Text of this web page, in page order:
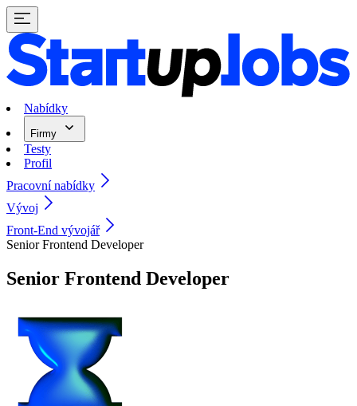
Nabídky
Firmy
Testy
Profil
Pracovní nabídky
Vývoj
Front-End vývojář
Senior Frontend Developer
Senior Frontend Developer